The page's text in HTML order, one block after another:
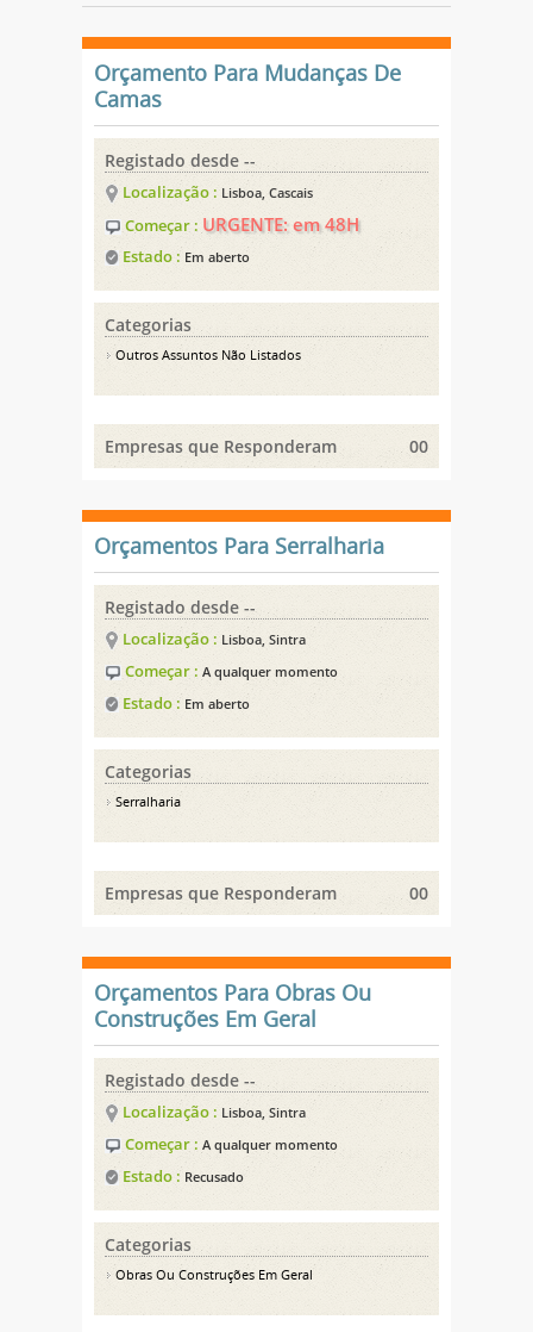
Orçamento Para Mudanças De
Camas
Registado desde --
Localização : Lisboa, Cascais
Começar : URGENTE: em 48H
Estado : Em aberto
Categorias
Outros Assuntos Não Listados
Empresas que Responderam 00
Orçamentos Para Serralharia
Registado desde --
Localização : Lisboa, Sintra
Começar : A qualquer momento
Estado : Em aberto
Categorias
Serralharia
Empresas que Responderam 00
Orçamentos Para Obras Ou
Construções Em Geral
Registado desde --
Localização : Lisboa, Sintra
Começar : A qualquer momento
Estado : Recusado
Categorias
Obras Ou Construções Em Geral